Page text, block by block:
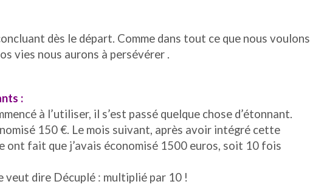
dès le départ. Comme dans tout ce que nous voulons
vies nous aurons à persévérer .
:
à l’utiliser, il s’est passé quelque chose d’étonnant.
150 €. Le mois suivant, après avoir intégré cette
ont fait que j’avais économisé 1500 euros, soit 10 fois
veut dire Décuplé : multiplié par 10 !